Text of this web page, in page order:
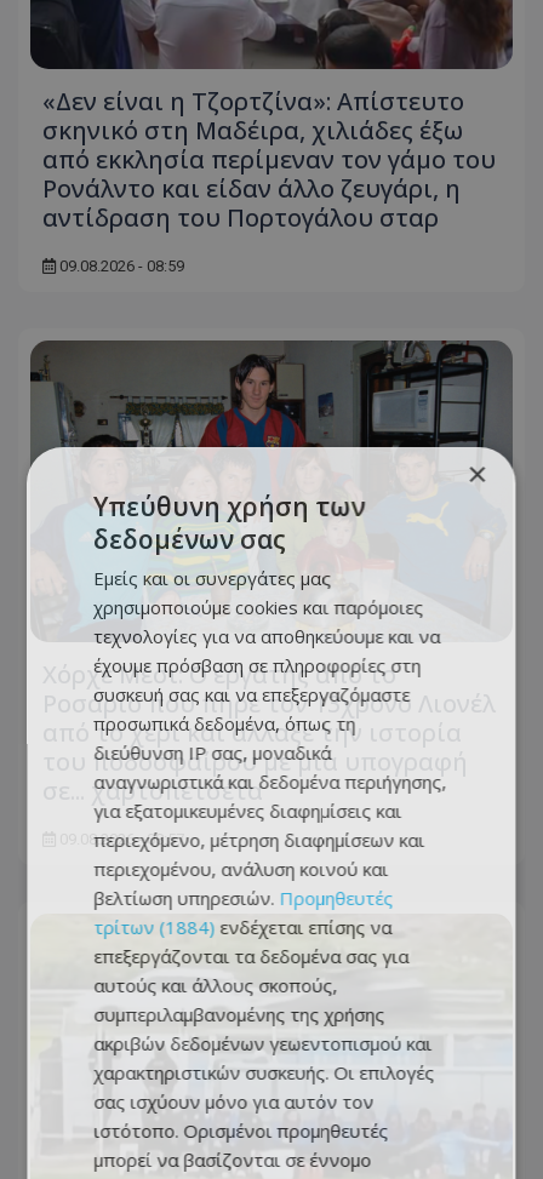
«Δεν είναι η Τζορτζίνα»: Απίστευτο
σκηνικό στη Μαδέιρα, χιλιάδες έξω
από εκκλησία περίμεναν τον γάμο του
Ρονάλντο και είδαν άλλο ζευγάρι, η
αντίδραση του Πορτογάλου σταρ
09.08.2026 - 08:59
Χόρχε Μέσι: Ο εργάτης από το
Ροσάριο που πήρε τον 13χρονο Λιονέλ
από το χέρι και άλλαξε την ιστορία
του ποδοσφαίρου με μια υπογραφή
σε... χαρτοπετσέτα
09.08.2026 - 08:57
×
Υπεύθυνη χρήση των
δεδομένων σας
Εμείς και οι συνεργάτες μας
χρησιμοποιούμε cookies και παρόμοιες
τεχνολογίες για να αποθηκεύουμε και να
έχουμε πρόσβαση σε πληροφορίες στη
συσκευή σας και να επεξεργαζόμαστε
προσωπικά δεδομένα, όπως τη
διεύθυνση IP σας, μοναδικά
αναγνωριστικά και δεδομένα περιήγησης,
για εξατομικευμένες διαφημίσεις και
περιεχόμενο, μέτρηση διαφημίσεων και
περιεχομένου, ανάλυση κοινού και
βελτίωση υπηρεσιών. Προμηθευτές
τρίτων (1884) ενδέχεται επίσης να
επεξεργάζονται τα δεδομένα σας για
αυτούς και άλλους σκοπούς,
συμπεριλαμβανομένης της χρήσης
ακριβών δεδομένων γεωεντοπισμού και
χαρακτηριστικών συσκευής. Οι επιλογές
σας ισχύουν μόνο για αυτόν τον
ιστότοπο. Ορισμένοι προμηθευτές
μπορεί να βασίζονται σε έννομο